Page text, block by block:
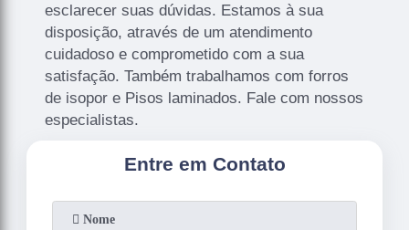
esclarecer suas dúvidas. Estamos à sua
disposição, através de um atendimento
cuidadoso e comprometido com a sua
satisfação. Também trabalhamos com forros
de isopor e Pisos laminados. Fale com nossos
especialistas.
Entre em Contato